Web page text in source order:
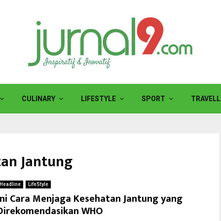
CULINARY LIFESTYLE SPORT
Jantung
Headline LifeStyle
Cara Menjaga Kesehatan Jantung yang
WHO